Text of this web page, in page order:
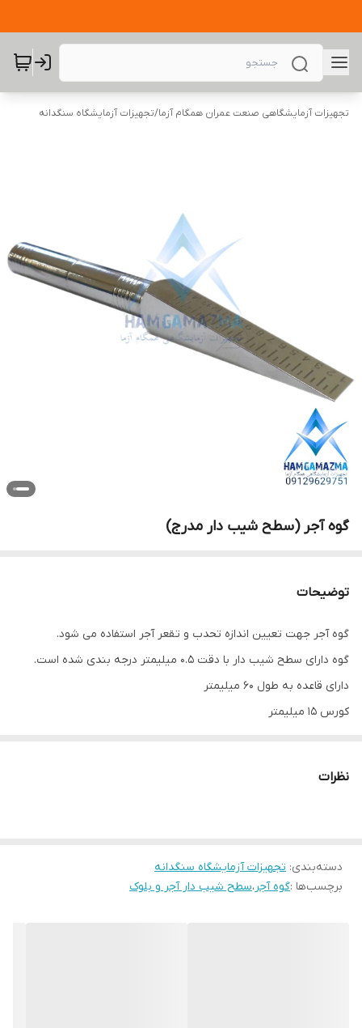
تجهیزات آزمایشگاهی صنعت عمران همگام آزما/تجهیزات آزمایشگاه سنگدانه
گوه آجر (سطح شیب دار مدرج)
توضیحات
گوه آجر جهت تعیین اندازه تحدب و تقعر آجر استفاده می شود.
گوه دارای سطح شیب دار با دقت 0.5 میلیمتر درجه بندی شده است.
دارای قاعده به طول 60 میلیمتر
کورس 15 میلیمتر
نظرات
دسته‌بندی: تجهیزات آزمایشگاه سنگدانه
برچسب‌ها :گوه آجر،سطح شیب دار آجر و بلوک